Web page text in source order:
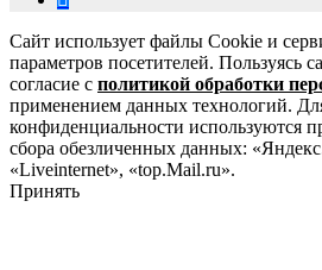
Сайт использует файлы Cookie и
параметров посетителей. Пользуясь
согласие с политикой обработки
применением данных технологий.
конфиденциальности используются
сбора обезличенных данных:
«Liveinternet», «top.Mail.ru».
Принять